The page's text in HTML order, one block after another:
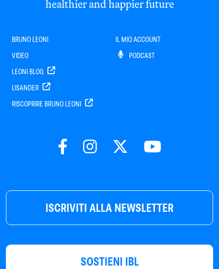
ISCRIVITI ALLA NEWSLETTER
SOSTIENI IBL
healthier and happier future
BRUNO LEONI
VIDEO
LEONI BLOG
LISANDER
RISCOPRIRE BRUNO LEONI
IL MIO ACCOUNT
PODCAST